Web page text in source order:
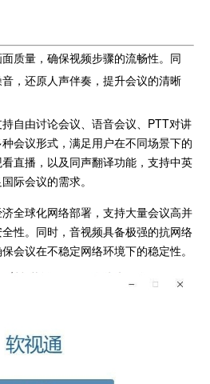
质量，确保视频步骤的流畅性。同
，还原人声伴奏，提升会议的清晰
自由讨论会议、语音会议、PTT对讲
会议形式，满足用户在不同场景下的
直播，以及同声翻译功能，支持中英
际会议的需求。
全球化网络部署，支持大量会议高并
性。同时，音视频具备极强的抗网络
会议在不稳定网络环境下的稳定性。